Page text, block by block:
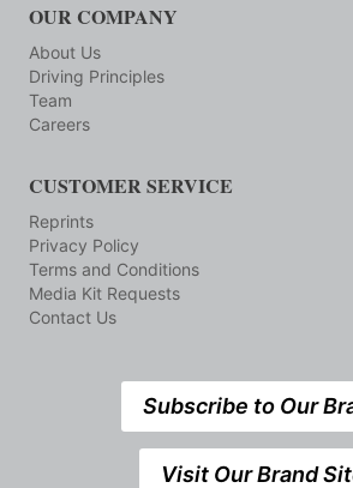
OUR COMPANY
About Us
Driving Principles
Team
Careers
CUSTOMER SERVICE
Reprints
Privacy Policy
Terms and Conditions
Media Kit Requests
Contact Us
Subscribe to Our
Visit Our Brand